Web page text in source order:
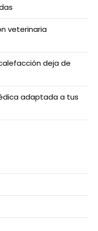
veterinaria
deja de
adaptada a tus